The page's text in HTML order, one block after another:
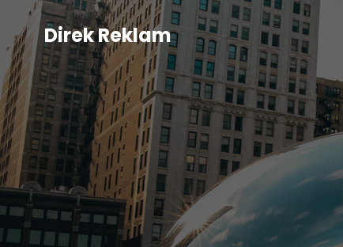
Direk Reklam